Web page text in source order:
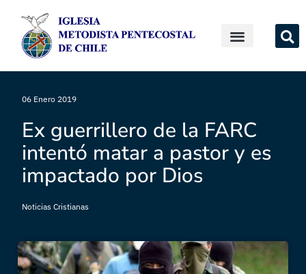
06 Enero 2019
Ex guerrillero de la FARC
intentó matar a pastor y es
impactado por Dios
Noticias Cristianas